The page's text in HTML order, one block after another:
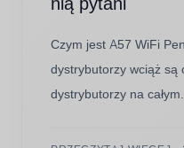
Czym jest A57 WiFi
dystrybutorzy wciąż są
dystrybutorzy na